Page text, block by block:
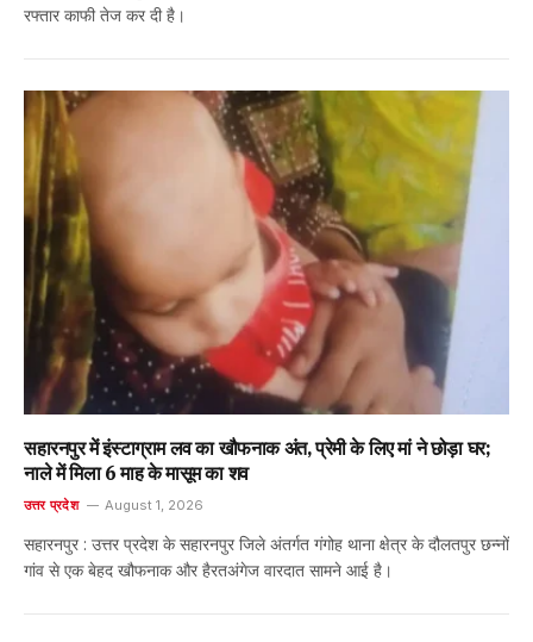
रफ्तार काफी तेज कर दी है।
सहारनपुर में इंस्टाग्राम लव का खौफनाक अंत, प्रेमी के लिए मां ने छोड़ा घर;
नाले में मिला 6 माह के मासूम का शव
उत्तर प्रदेश August 1, 2026
सहारनपुर : उत्तर प्रदेश के सहारनपुर जिले अंतर्गत गंगोह थाना क्षेत्र के दौलतपुर छन्नों
गांव से एक बेहद खौफनाक और हैरतअंगेज वारदात सामने आई है।